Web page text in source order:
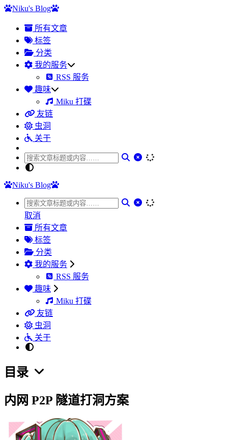
Niku's Blog
所有文章
标签
分类
我的服务
RSS 服务
趣味
Miku 打碟
友链
虫洞
关于
Niku's Blog
取消
所有文章
标签
分类
我的服务
RSS 服务
趣味
Miku 打碟
友链
虫洞
关于
目录
内网 P2P 隧道打洞方案